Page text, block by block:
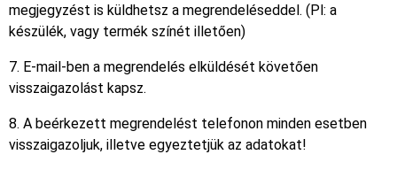
megjegyzést is küldhetsz a megrendeléseddel. (Pl: a
készülék, vagy termék színét illetően)
7. E-mail-ben a megrendelés elküldését követően
visszaigazolást kapsz.
8. A beérkezett megrendelést telefonon minden esetben
visszaigazoljuk, illetve egyeztetjük az adatokat!